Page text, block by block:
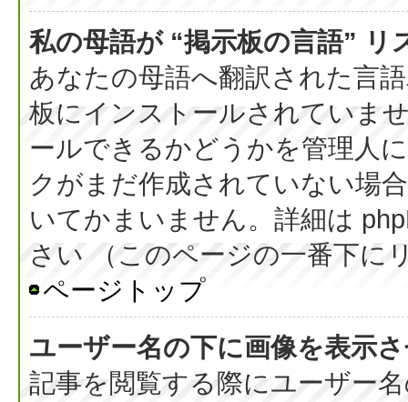
私の母語が “掲示板の言語” リ
あなたの母語へ翻訳された言
板にインストールされていま
ールできるかどうかを管理人
クがまだ作成されていない場
いてかまいません。詳細は
さい （このページの一番下に
ページトップ
ユーザー名の下に画像を表示
記事を閲覧する際にユーザー